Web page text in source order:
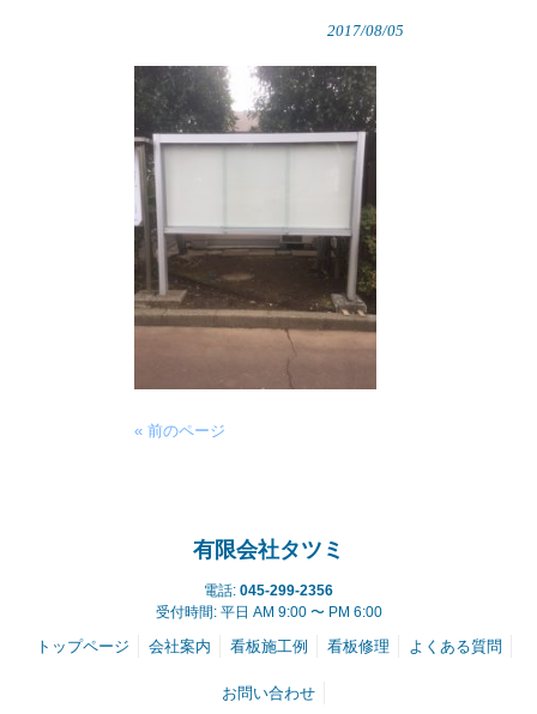
2017/08/05
« 前のページ
有限会社タツミ
電話: 045-299-2356
受付時間: 平日 AM 9:00 〜 PM 6:00
トップページ 会社案内 看板施工例 看板修理 よくある質問
お問い合わせ